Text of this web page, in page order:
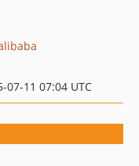
11 07:04 UTC